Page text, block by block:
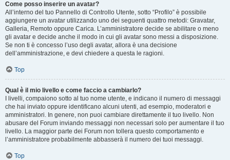
Come posso inserire un avatar?
All’interno del tuo Pannello di Controllo Utente, sotto “Profilo” è possibile
aggiungere un avatar utilizzando uno dei seguenti quattro metodi: Gravatar,
Galleria, Remoto oppure Carica. L’amministratore decide se abilitare o meno
gli avatar e decide anche il modo in cui gli avatar sono messi a disposizione.
Se non ti è concesso l’uso degli avatar, allora è una decisione
dell’amministrazione, e devi chiedere a questa le ragioni.
Top
Qual è il mio livello e come faccio a cambiarlo?
I livelli, compaiono sotto al tuo nome utente, e indicano il numero di messaggi
che hai inviato oppure identificano alcuni utenti, ad esempio, moderatori e
amministratori. In genere, non puoi cambiare direttamente il tuo livello. Non
abusare del Forum inviando messaggi non necessari solo per aumentare il tuo
livello. La maggior parte dei Forum non tollera questo comportamento e
l’amministratore probabilmente abbasserà il numero dei tuoi messaggi.
Top